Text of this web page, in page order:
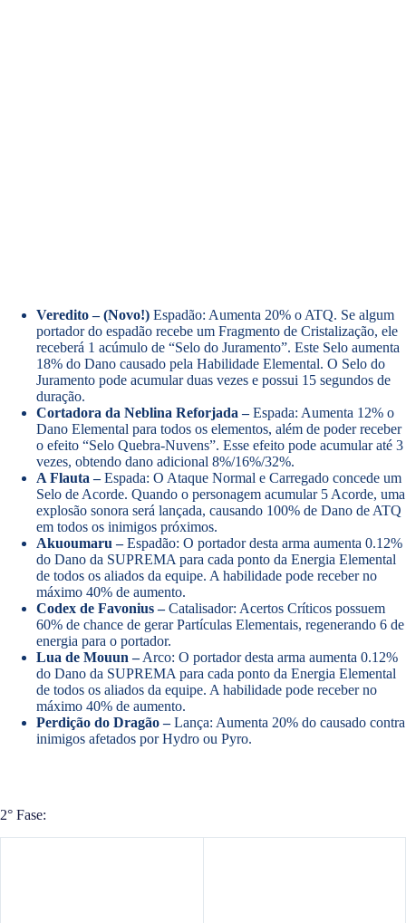
Veredito – (Novo!) Espadão: Aumenta 20% o ATQ. Se algum
portador do espadão recebe um Fragmento de Cristalização, ele
receberá 1 acúmulo de “Selo do Juramento”. Este Selo aumenta
18% do Dano causado pela Habilidade Elemental. O Selo do
Juramento pode acumular duas vezes e possui 15 segundos de
duração.
Cortadora da Neblina Reforjada –Espada: Aumenta 12% o
Dano Elemental para todos os elementos, além de poder receber
o efeito “Selo Quebra-Nuvens”. Esse efeito pode acumular até 3
vezes, obtendo dano adicional 8%/16%/32%.
A Flauta –Espada: O Ataque Normal e Carregado concede um
Selo de Acorde. Quando o personagem acumular 5 Acorde, uma
explosão sonora será lançada, causando 100% de Dano de ATQ
em todos os inimigos próximos.
Akuoumaru –Espadão: O portador desta arma aumenta 0.12%
do Dano da SUPREMA para cada ponto da Energia Elemental
de todos os aliados da equipe. A habilidade pode receber no
máximo 40% de aumento.
Codex de Favonius –Catalisador: Acertos Críticos possuem
60% de chance de gerar Partículas Elementais, regenerando 6 de
energia para o portador.
Lua de Mouun –Arco: O portador desta arma aumenta 0.12%
do Dano da SUPREMA para cada ponto da Energia Elemental
de todos os aliados da equipe. A habilidade pode receber no
máximo 40% de aumento.
Perdição do Dragão –Lança: Aumenta 20% do causado contra
inimigos afetados por Hydro ou Pyro.
2° Fase: